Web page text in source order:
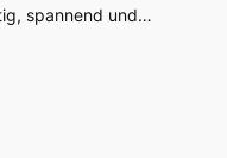
spannend und…